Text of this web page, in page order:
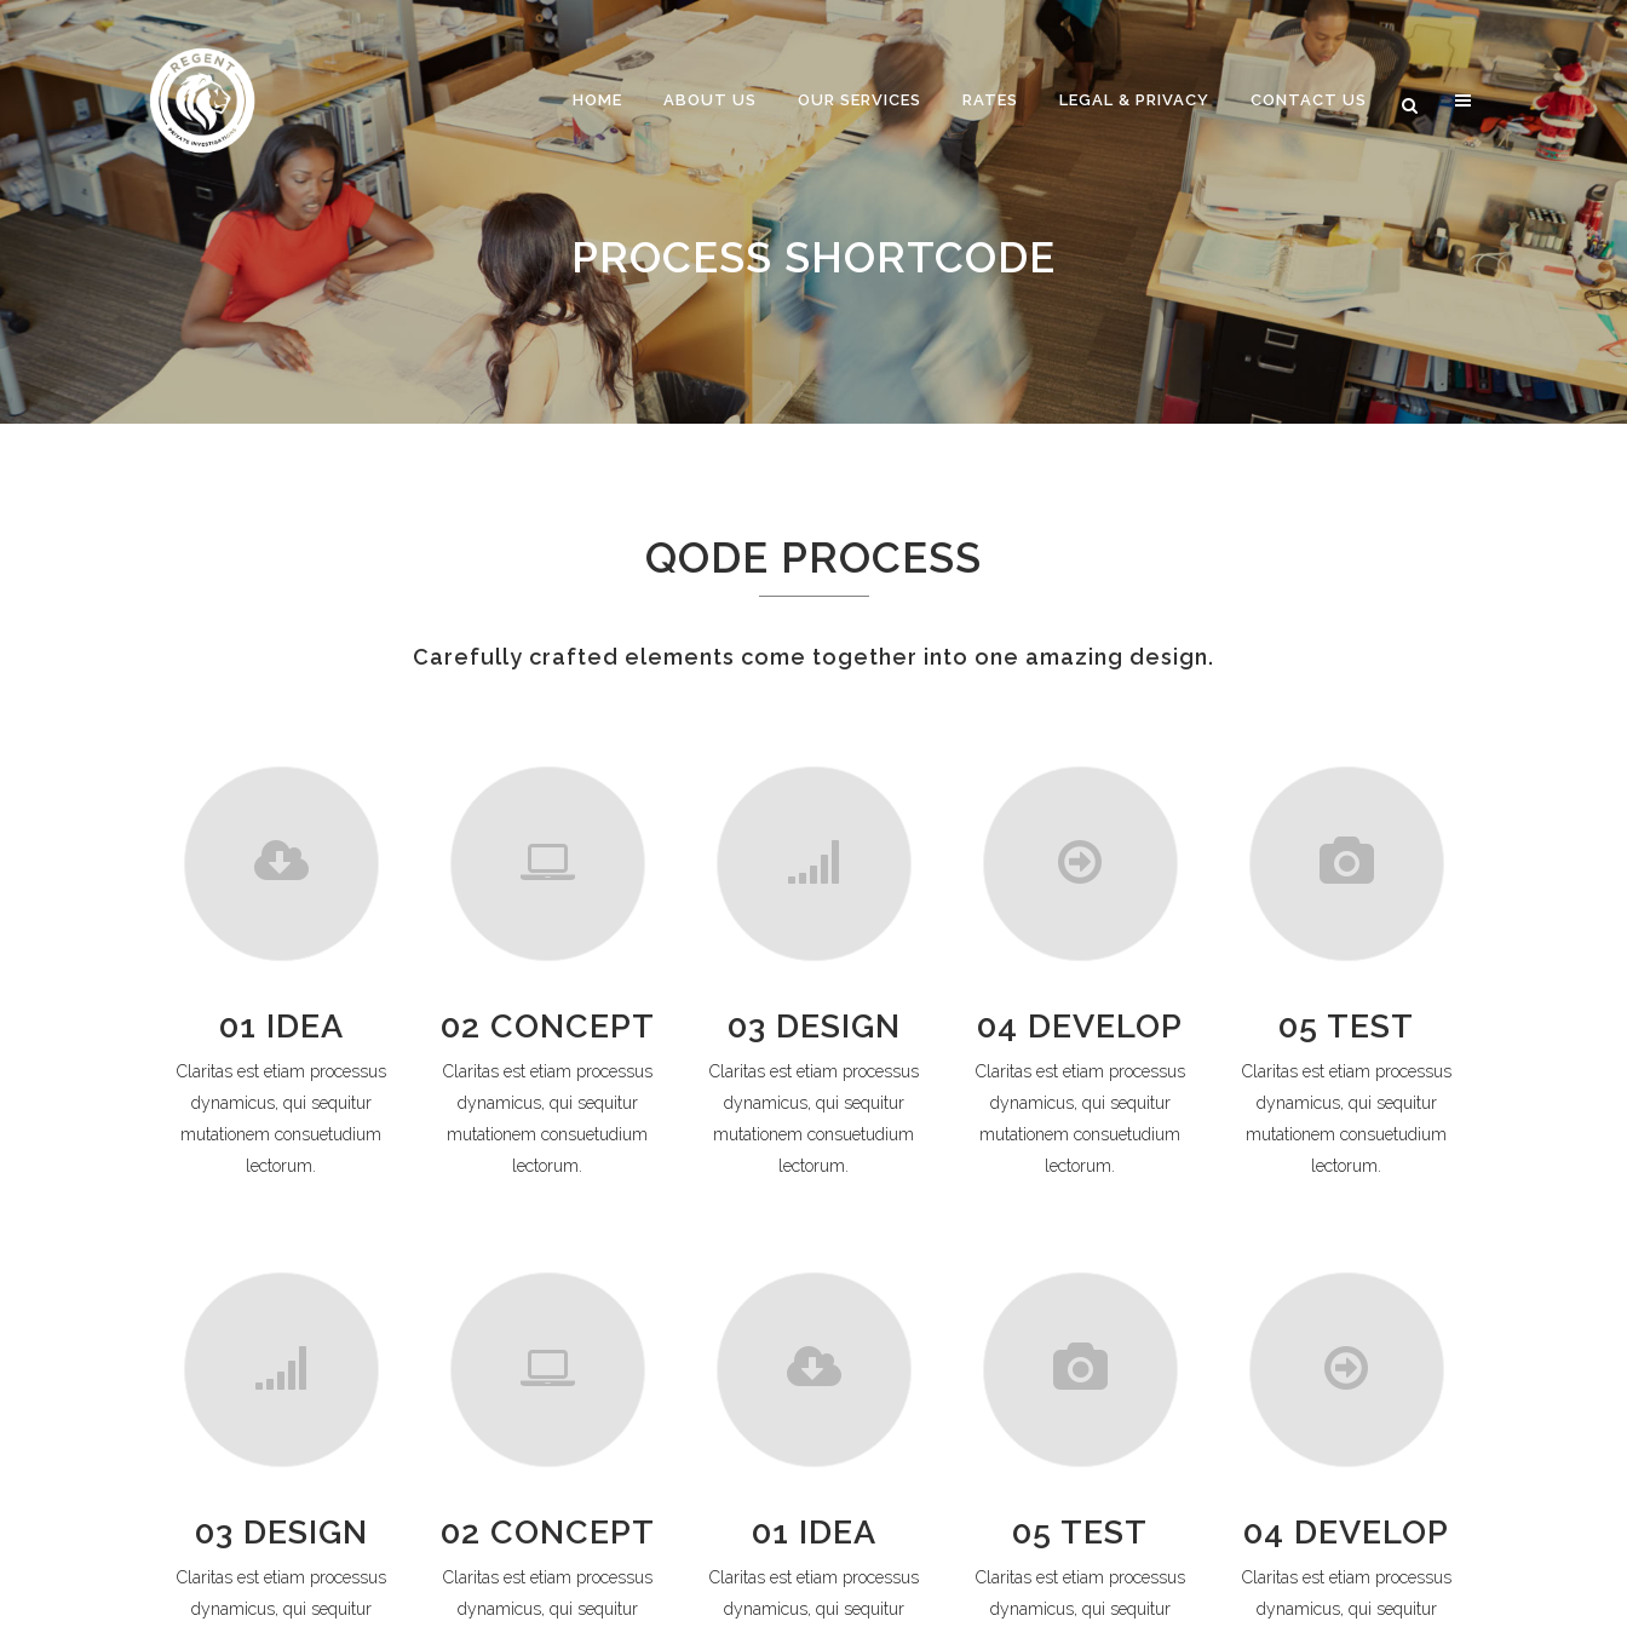
HOME ABOUT US OUR SERVICES RATES LEGAL & PRIVACY CONTACT US
PROCESS SHORTCODE
QODE PROCESS
Carefully crafted elements come together into one amazing design.
01 IDEA
Claritas est etiam processus
dynamicus, qui sequitur
mutationem consuetudium
lectorum.
02 CONCEPT
Claritas est etiam processus
dynamicus, qui sequitur
mutationem consuetudium
lectorum.
03 DESIGN
Claritas est etiam processus
dynamicus, qui sequitur
mutationem consuetudium
lectorum.
04 DEVELOP
Claritas est etiam processus
dynamicus, qui sequitur
mutationem consuetudium
lectorum.
05 TEST
Claritas est etiam processus
dynamicus, qui sequitur
mutationem consuetudium
lectorum.
03 DESIGN
Claritas est etiam processus
dynamicus, qui sequitur
02 CONCEPT
Claritas est etiam processus
dynamicus, qui sequitur
01 IDEA
Claritas est etiam processus
dynamicus, qui sequitur
05 TEST
Claritas est etiam processus
dynamicus, qui sequitur
04 DEVELOP
Claritas est etiam processus
dynamicus, qui sequitur